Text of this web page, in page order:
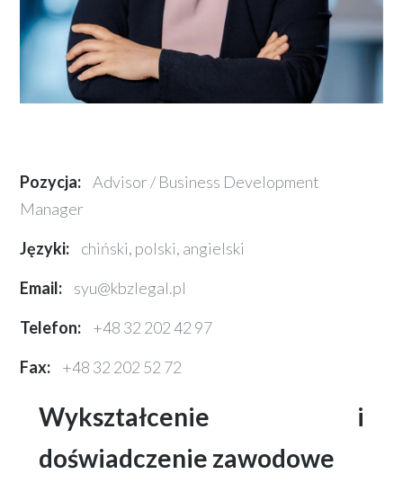
Pozycja:
Advisor / Business Development
Manager
Języki:
chiński, polski, angielski
Email:
syu@kbzlegal.pl
Telefon:
+48 32 202 42 97
Fax:
+48 32 202 52 72
Wykształcenie i
doświadczenie zawodowe